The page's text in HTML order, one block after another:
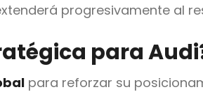
progresivamente al
para
para reforzar su